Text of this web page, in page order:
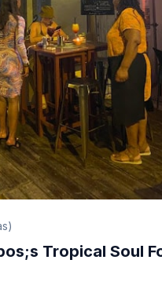
Tropical Soul